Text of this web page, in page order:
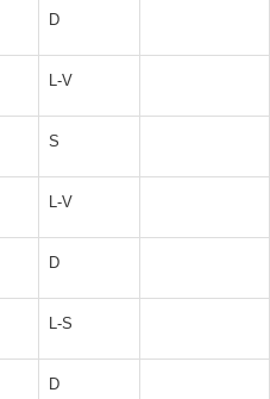
D
L-V
S
L-V
D
L-S
D